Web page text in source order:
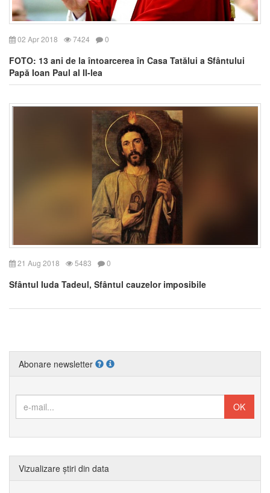
02 Apr 2018 7424 0
FOTO: 13 ani de la întoarcerea în Casa Tatălui a Sfântului
Papă Ioan Paul al II-lea
21 Aug 2018 5483 0
Sfântul Iuda Tadeul, Sfântul cauzelor imposibile
Abonare newsletter
Vizualizare știri din data